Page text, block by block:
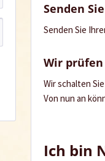
Senden
Senden Sie
Wir
Wir schalten
Von nun an
Ich bin